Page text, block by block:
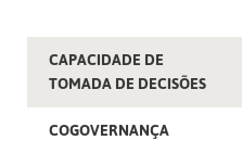
CAPACIDADE DE
TOMADA DE DECISÕES
COGOVERNANÇA